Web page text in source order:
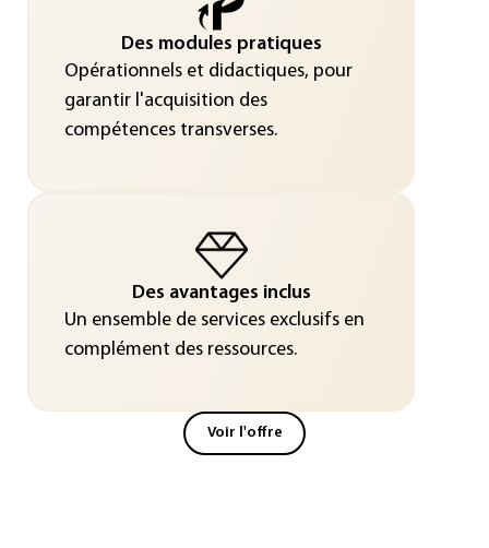
Des modules pratiques
Opérationnels et didactiques, pour
garantir l'acquisition des
compétences transverses.
Des avantages inclus
Un ensemble de services exclusifs en
complément des ressources.
Voir l'offre